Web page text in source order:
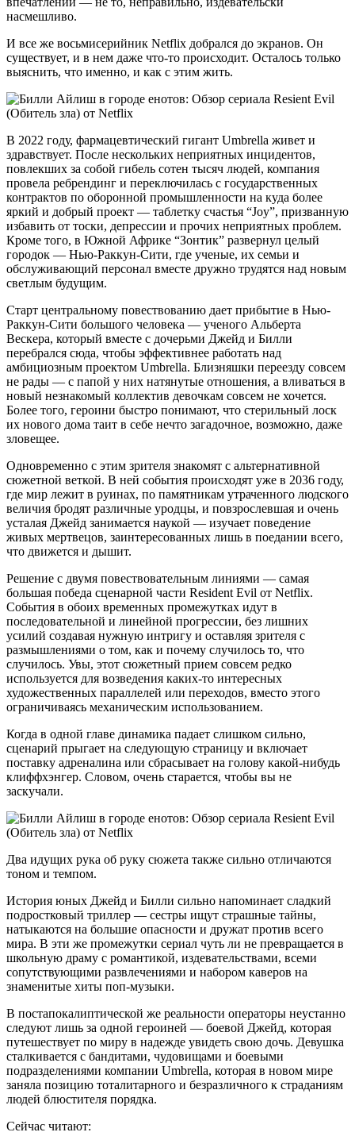
насмешливо.
И все же восьмисерийник Netflix добрался до экранов. Он
существует, и в нем даже что-то происходит. Осталось только
выяснить, что именно, и как с этим жить.
В 2022 году, фармацевтический гигант Umbrella живет и
здравствует. После нескольких неприятных инцидентов,
повлекших за собой гибель сотен тысяч людей, компания
провела ребрендинг и переключилась с государственных
контрактов по оборонной промышленности на куда более
яркий и добрый проект — таблетку счастья “Joy”, призванную
избавить от тоски, депрессии и прочих неприятных проблем.
Кроме того, в Южной Африке “Зонтик” развернул целый
городок — Нью-Раккун-Сити, где ученые, их семьи и
обслуживающий персонал вместе дружно трудятся над новым
светлым будущим.
Старт центральному повествованию дает прибытие в Нью-
Раккун-Сити большого человека — ученого Альберта
Вескера, который вместе с дочерьми Джейд и Билли
перебрался сюда, чтобы эффективнее работать над
амбициозным проектом Umbrella. Близняшки переезду совсем
не рады — с папой у них натянутые отношения, а вливаться в
новый незнакомый коллектив девочкам совсем не хочется.
Более того, героини быстро понимают, что стерильный лоск
их нового дома таит в себе нечто загадочное, возможно, даже
зловещее.
Одновременно с этим зрителя знакомят с альтернативной
сюжетной веткой. В ней события происходят уже в 2036 году,
где мир лежит в руинах, по памятникам утраченного людского
величия бродят различные уродцы, и повзрослевшая и очень
усталая Джейд занимается наукой — изучает поведение
живых мертвецов, заинтересованных лишь в поедании всего,
что движется и дышит.
Решение с двумя повествовательным линиями — самая
большая победа сценарной части Resident Evil от Netflix.
События в обоих временных промежутках идут в
последовательной и линейной прогрессии, без лишних
усилий создавая нужную интригу и оставляя зрителя с
размышлениями о том, как и почему случилось то, что
случилось. Увы, этот сюжетный прием совсем редко
используется для возведения каких-то интересных
художественных параллелей или переходов, вместо этого
ограничиваясь механическим использованием.
Когда в одной главе динамика падает слишком сильно,
сценарий прыгает на следующую страницу и включает
поставку адреналина или сбрасывает на голову какой-нибудь
клиффхэнгер. Словом, очень старается, чтобы вы не
заскучали.
Два идущих рука об руку сюжета также сильно отличаются
тоном и темпом.
История юных Джейд и Билли сильно напоминает сладкий
подростковый триллер — сестры ищут страшные тайны,
натыкаются на большие опасности и дружат против всего
мира. В эти же промежутки сериал чуть ли не превращается в
школьную драму с романтикой, издевательствами, всеми
сопутствующими развлечениями и набором каверов на
знаменитые хиты поп-музыки.
В постапокалиптической же реальности операторы неустанно
следуют лишь за одной героиней — боевой Джейд, которая
путешествует по миру в надежде увидеть свою дочь. Девушка
сталкивается с бандитами, чудовищами и боевыми
подразделениями компании Umbrella, которая в новом мире
заняла позицию тоталитарного и безразличного к страданиям
людей блюстителя порядка.
Сейчас читают: